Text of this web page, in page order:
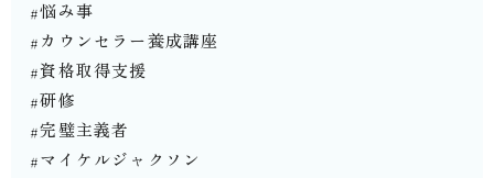
#悩み事
#カウンセラー養成講座
#資格取得支援
#研修
#完璧主義者
#マイケルジャクソン